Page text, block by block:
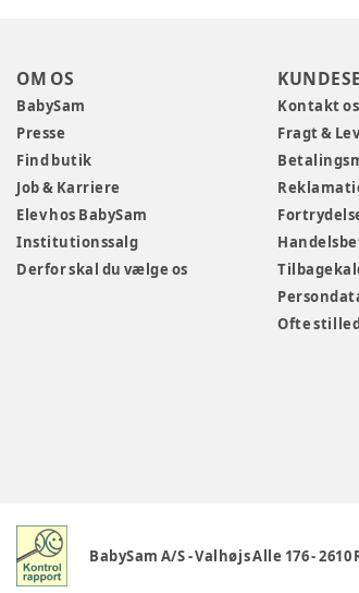
OM OS
BabySam
Presse
Find butik
Job & Karriere
Elev hos BabySam
Institutionssalg
Derfor skal du vælge os
Kontakt os
Fragt &
Ofte
BabySam A/S-Valhøjs Alle 176-2610